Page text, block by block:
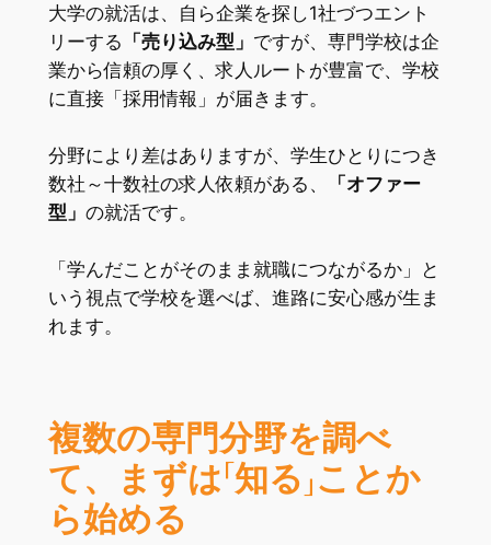
大学の就活は、自ら企業を探し1社づつエント
リーする 「売り込み型」 ですが、専門学校は企
業から信頼の厚く、求人ルートが豊富で、学校
に直接「採用情報」が届きます。
分野により差はありますが、学生ひとりにつき
数社～十数社の求人依頼がある、
「オファー
型」 の就活です。
「学んだことがそのまま就職につながるか」と
いう視点で学校を選べば、進路に安心感が生ま
れます。
複数の専門分野を調べ
て、まずは「知る」ことか
ら始める